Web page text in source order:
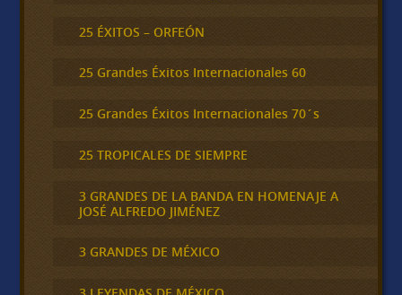
25 ÉXITOS – ORFEÓN
25 Grandes Éxitos Internacionales 60
25 Grandes Éxitos Internacionales 70´s
25 TROPICALES DE SIEMPRE
3 GRANDES DE LA BANDA EN HOMENAJE A
JOSÉ ALFREDO JIMÉNEZ
3 GRANDES DE MÉXICO